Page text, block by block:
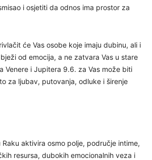
i osjetiti da odnos ima prostor za
će Vas osobe koje imaju dubinu, ali i
od emocija, a ne zatvara Vas u stare
Venere i Jupitera 9.6. za Vas može biti
za ljubav, putovanja, odluke i širenje
Raku aktivira osmo polje, područje intime,
resursa, dubokih emocionalnih veza i